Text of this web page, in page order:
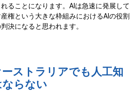
ることになります。AIは急速に発展して
権という大きな枠組みにおけるAIの役割
決になると思われます。
ストラリアでも人工知
らない